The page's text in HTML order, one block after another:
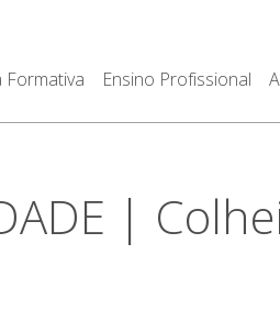
Formativa Ensino Profissional
|